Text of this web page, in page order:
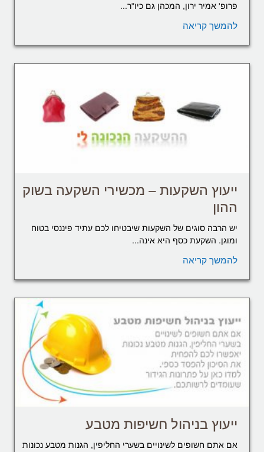
פרופ' אמיר ירון, המכהן גם כיו"ר...
להמשך קריאה
ייעוץ השקעות – מכשירי השקעה בשוק
ההון
יש הרבה סוגים של השקעות שיבטיחו לכם עתיד פיננסי בטוח
ומוגן. השקעת כסף היא אינה...
להמשך קריאה
ייעוץ בניהול חשיפות מטבע
אם אתם חשופים לשינויים בשערי החליפין, הגנות מטבע נכונות